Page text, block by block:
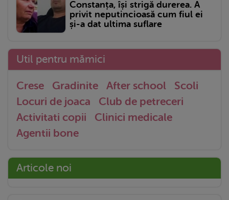
Constanța, își strigă durerea. A
privit neputincioasă cum fiul ei
și-a dat ultima suflare
Util pentru mămici
Crese Gradinite After school
Scoli
Locuri de joaca
Club de petreceri
Activitati copii
Clinici medicale
Agentii bone
Articole noi